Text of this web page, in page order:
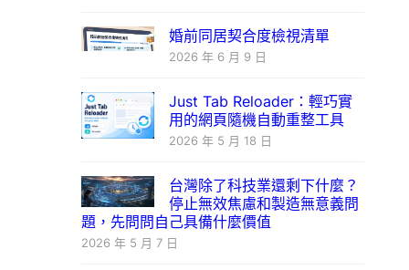
婚前同居契合度檢視清單
2026 年 6 月 9 日
Just Tab Reloader：輕巧實
用的網頁隨機自動重整工具
2026 年 5 月 18 日
台灣除了科技業還剩下什麼？
停止無效焦慮和製造無意義問
題，先問問自己具備什麼價值
2026 年 5 月 7 日